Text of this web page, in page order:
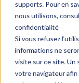
supports. Pour en
nous utilisons,
confidentialité
Si vous refusez
informations ne
visite sur ce site. Un
votre navigateur afin